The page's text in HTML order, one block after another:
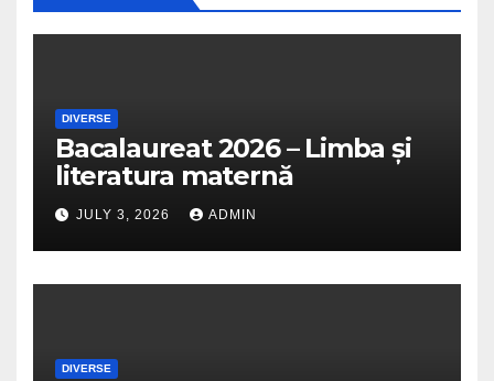
DIVERSE
Bacalaureat 2026 – Limba și
literatura maternă
JULY 3, 2026 ADMIN
DIVERSE